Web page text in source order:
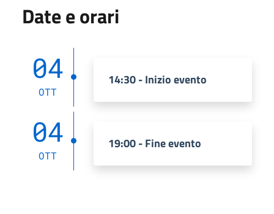
Date e orari
04
OTT
14:30 - Inizio evento
04
OTT
19:00 - Fine evento